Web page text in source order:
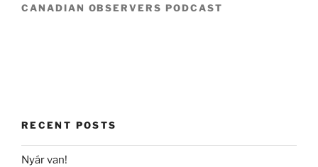
CANADIAN OBSERVERS PODCAST
RECENT POSTS
Nyár van!